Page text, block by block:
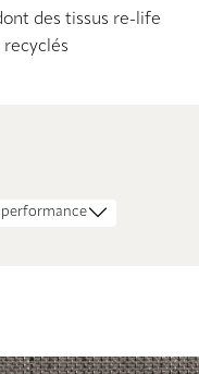
des tissus re-life